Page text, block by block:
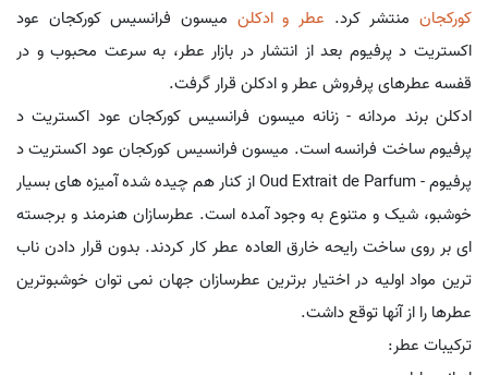
کورکجانمنتشر کرد. عطر و ادکلن میسون فرانسیس کورکجان عود
اکستریت د پرفیوم بعد از انتشار در بازار عطر، به سرعت محبوب و در
قفسه عطرهای پرفروش عطر و ادکلن قرار گرفت.
ادکلن برند مردانه - زنانه میسون فرانسیس کورکجان عود اکستریت د
پرفیوم ساخت فرانسه است. میسون فرانسیس کورکجان عود اکستریت د
پرفیوم - Oud Extrait de Parfum از کنار هم چیده شده آمیزه های بسیار
خوشبو، شیک و متنوع به وجود آمده است. عطرسازان هنرمند و برجسته
ای بر روی ساخت رایحه خارق العاده عطر کار کردند. بدون قرار دادن ناب
ترین مواد اولیه در اختیار برترین عطرسازان جهان نمی توان خوشبوترین
عطرها را از آنها توقع داشت.
ترکیبات عطر: